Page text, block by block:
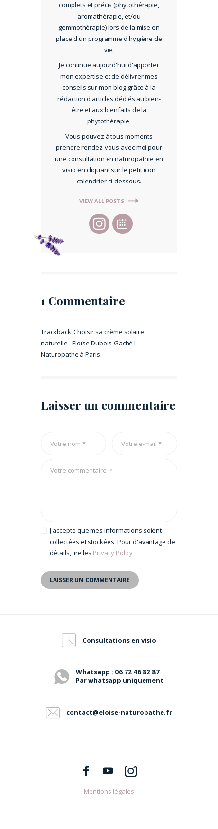
complets et précis (phytothérapie,
aromathérapie, et/ou
gemmothérapie) lors de la mise en
place d'un programme d'hygiène de
vie.
Je continue aujourd'hui d'apporter
mon expertise et de délivrer mes
conseils sur mon blog grâce à la
rédaction d'articles dédiés au bien-
être et aux bienfaits de la
phytothérapie.
Vous pouvez à tous moments
prendre rendez-vous avec moi pour
une consultation en naturopathie en
visio en cliquant sur le petit icon
calendrier ci-dessous.
VIEW ALL POSTS
1 Commentaire
Trackback:Choisir sa crème solaire
naturelle - Eloïse Dubois-Gaché I
Naturopathe à Paris
Laisser un commentaire
J'accepte que mes informations soient
collectées et stockées. Pour d'avantage de
détails, lire les Privacy Policy
Consultations en visio
Whatsapp : 06 72 46 82 87
Par whatsapp uniquement
contact@eloise-naturopathe.fr
Mentions légales